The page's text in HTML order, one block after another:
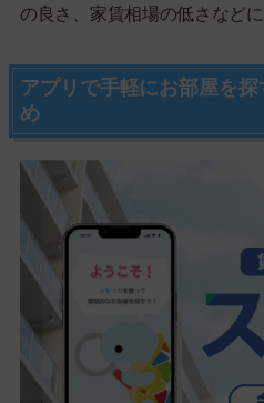
の良さ、家賃相場の低さなど
アプリで手軽にお部屋を
め